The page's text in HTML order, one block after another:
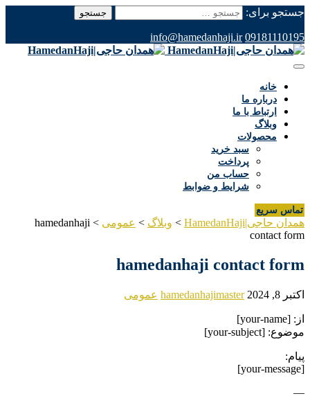
جستجو برای:
09181110195
info@hamedanhaji.ir
خانه
درباره ما
ارتباط با ما
وبلاگ
محصولات
سبد خرید
پرداخت
حساب من
شرایط و ضوابط
تماس سریع
همدان حاجی|HamedanHaji > وبلاگ > عمومی >
hamedanhaji
contact form
hamedanhaji contact form
اکتبر 8, 2024 hamedanhajimaster عمومی
از: [your-name]
موضوع: [your-subject]
پیام:
[your-message]
—